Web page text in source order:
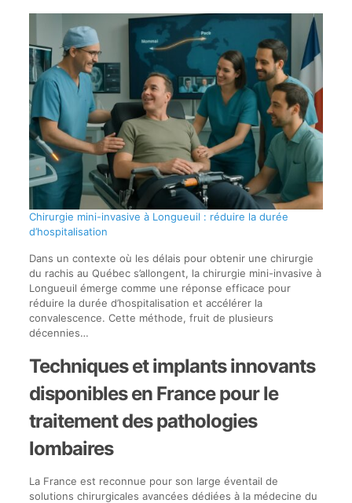
Chirurgie mini-invasive à Longueuil : réduire la durée
d’hospitalisation
Dans un contexte où les délais pour obtenir une chirurgie
du rachis au Québec s’allongent, la chirurgie mini-invasive à
Longueuil émerge comme une réponse efficace pour
réduire la durée d’hospitalisation et accélérer la
convalescence. Cette méthode, fruit de plusieurs
décennies…
Techniques et implants innovants
disponibles en France pour le
traitement des pathologies
lombaires
La France est reconnue pour son large éventail de
solutions chirurgicales avancées dédiées à la médecine du